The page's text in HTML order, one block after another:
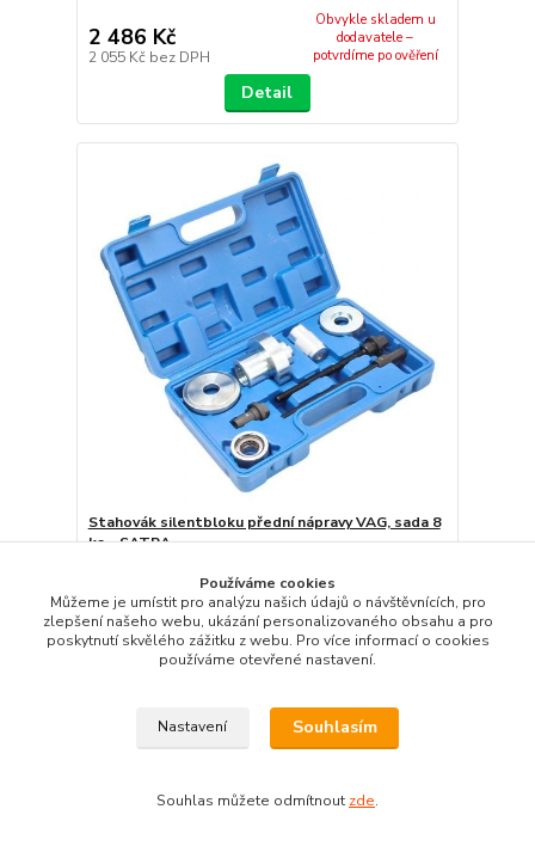
2 486 Kč
2 055 Kč bez DPH
Obvykle skladem u
dodavatele –
potvrdíme po ověření
Detail
Stahovák silentbloku přední nápravy VAG, sada 8
ks - SATRA
600 Kč
496 Kčbez DPH
potvrdíme po ověření
Detail
Používáme cookies
Můžeme je umístit pro analýzu našich údajů o návštěvnících, pro
zlepšení našeho webu, ukázání personalizovaného obsahu a pro
poskytnutí skvělého zážitku z webu. Pro více informací o cookies
používáme otevřené nastavení.
Nastavení Souhlasím
Souhlas můžete odmítnout zde.